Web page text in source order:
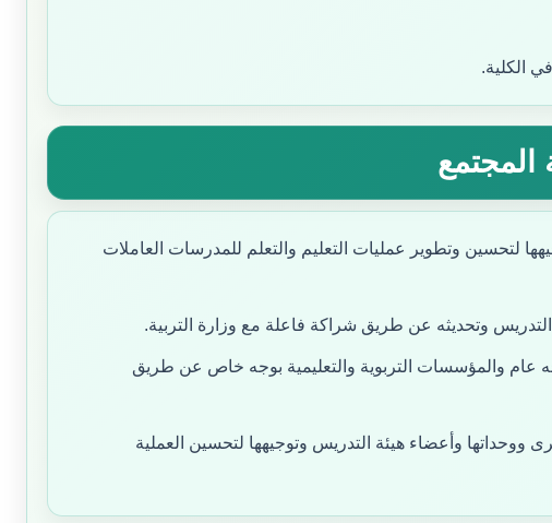
الكلية.
المجتمع
لتحسين وتطوير عمليات التعليم والتعلم للمدرسات العاملات
وتحديثه عن طريق شراكة فاعلة مع وزارة التربية.
عام والمؤسسات التربوية والتعليمية بوجه خاص عن طريق
ووحداتها وأعضاء هيئة التدريس وتوجيهها لتحسين العملية